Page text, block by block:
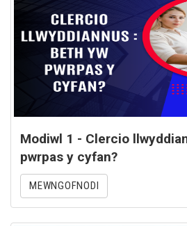
Modiwl 1 - Clercio
pwrpas y cyfan?
MEWNGOFNODI